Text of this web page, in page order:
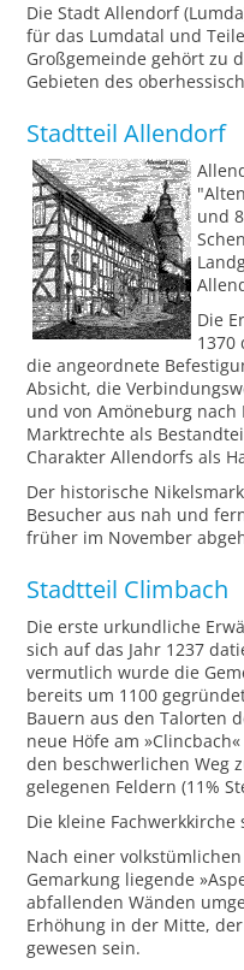
Die Stadt Allendorf
für das Lumdatal und
Großgemeinde gehört zu
Gebieten des
Stadtteil Allendorf
und
Die
1370
die angeordnete
Absicht, die
und von Amöneburg
Marktrechte als
Charakter Allendorfs als
Der historische
Besucher aus nah und
früher im November
Stadtteil Climbach
Die erste urkundliche
sich auf das Jahr 1237
vermutlich wurde die
bereits um 1100
Bauern aus den Talorten
neue Höfe am
den beschwerlichen Weg
gelegenen Feldern (11%
Die kleine
Nach einer
Gemarkung liegende
abfallenden Wänden
Erhöhung in der Mitte,
gewesen sein.